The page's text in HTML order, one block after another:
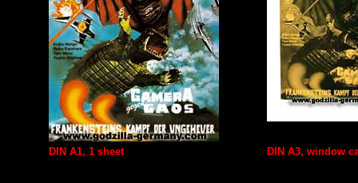
DIN A1, 1 sheet DIN A3, window